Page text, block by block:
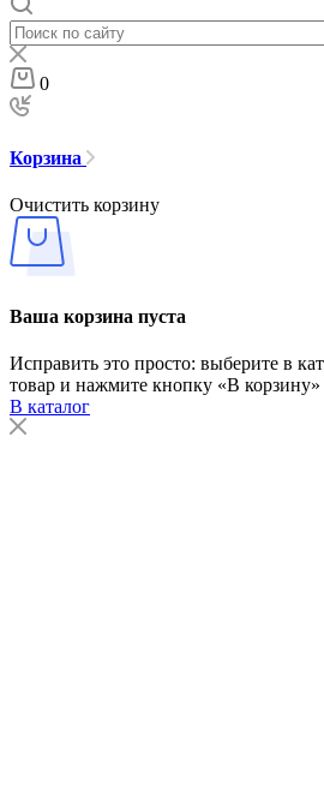
0
Корзина
Очистить корзину
Ваша корзина пуста
Исправить это просто: выберите в
товар и нажмите кнопку «В корзину»
В каталог